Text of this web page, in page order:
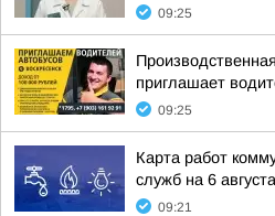
09:25
приглашает
09:25
Карта работ
служб на 6 августа
09:21